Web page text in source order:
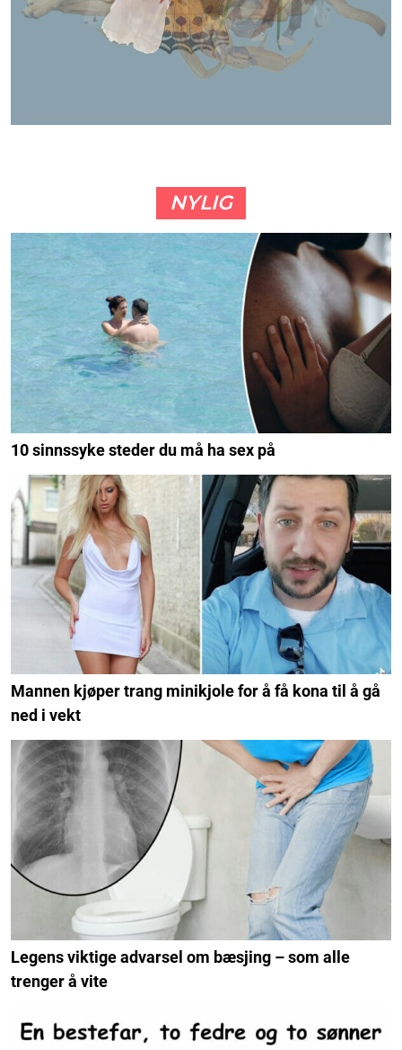
NYLIG
10 sinnssyke steder du må ha sex på
Mannen kjøper trang minikjole for å få kona til å gå
ned i vekt
Legens viktige advarsel om bæsjing – som alle
trenger å vite